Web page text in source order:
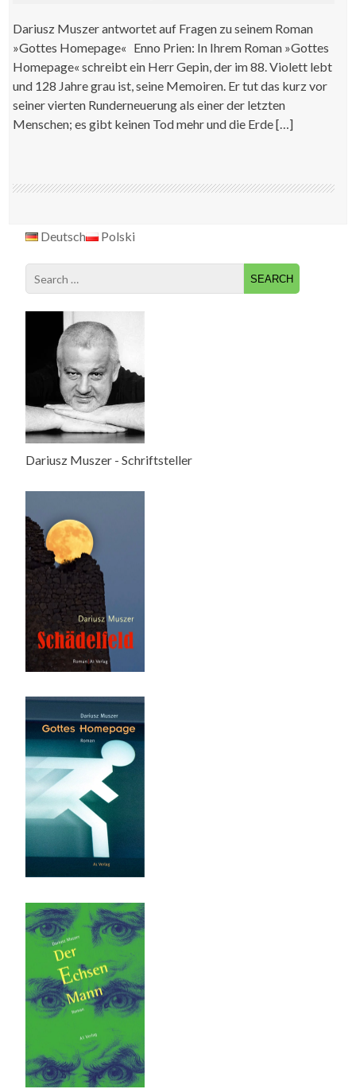
Dariusz Muszer antwortet auf Fragen zu seinem Roman
»Gottes Homepage« Enno Prien: In Ihrem Roman »Gottes
Homepage« schreibt ein Herr Gepin, der im 88. Violett lebt
und 128 Jahre grau ist, seine Memoiren. Er tut das kurz vor
seiner vierten Runderneuerung als einer der letzten
Menschen; es gibt keinen Tod mehr und die Erde […]
Deutsch Polski
Search
for:
Dariusz Muszer - Schriftsteller